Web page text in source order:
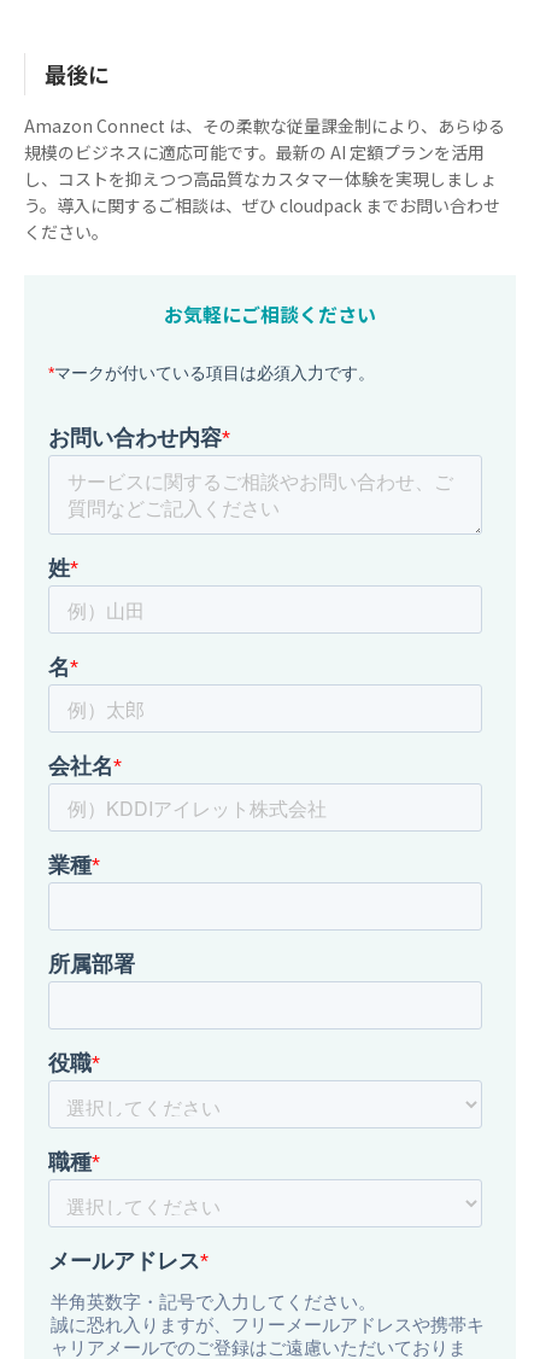
最後に
Amazon Connect は、その柔軟な従量課金制により、あらゆる
規模のビジネスに適応可能です。最新の AI 定額プランを活用
し、コストを抑えつつ高品質なカスタマー体験を実現しましょ
う。導入に関するご相談は、ぜひ cloudpack までお問い合わせ
ください。
お気軽にご相談ください